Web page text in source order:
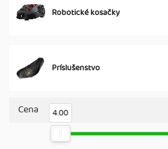
Robotické kosačky
Príslušenstvo
Cena 4.00